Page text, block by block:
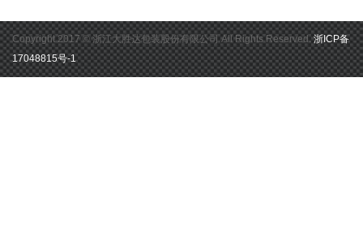
Copyright 2017 ©浙江大胜达包装股份有限公司All Rights Reserved.浙ICP备
17048815号-1